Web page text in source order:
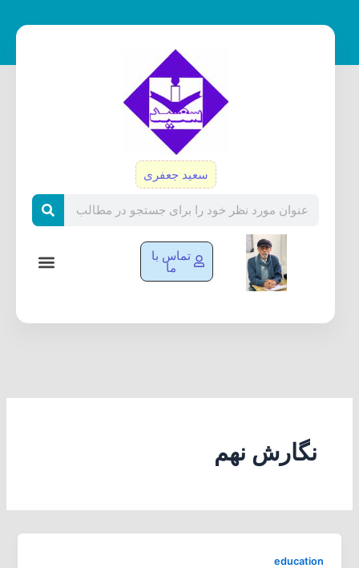
سعید جعفری
تماس با
ما
نگارش نهم
education